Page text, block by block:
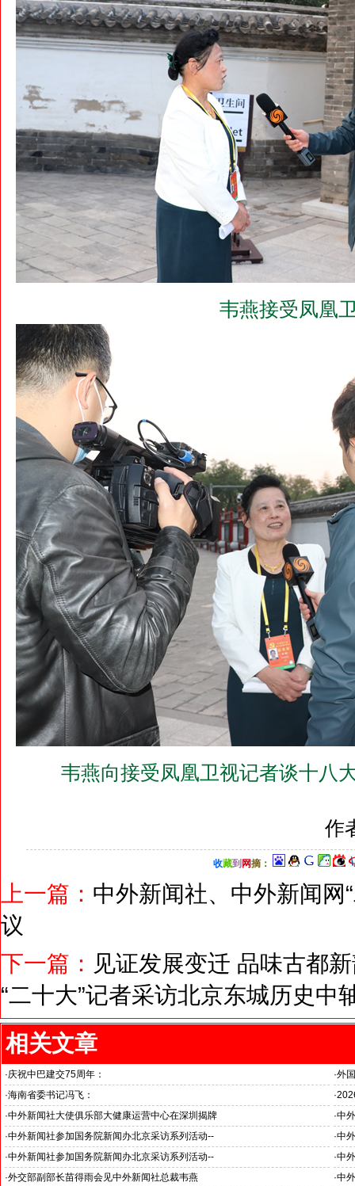
韦燕接受凤凰
韦燕向接受凤凰卫视记者谈十八
作
收藏到 网摘：
上一篇： 中外新闻社、中外新闻网
议
下一篇： 见证发展变迁 品味古都
“二十大”记者采访北京东城历史中
相关文章
·庆祝中巴建交75周年：
韦燕总裁同多国大使出席巴基斯坦驻华大使馆举办“芒果节”
·外
·海南省委书记冯飞：
海南自贸港封关半年开启中国对外开放新篇章
·
国
·中外新闻社大使俱乐部大健康运营中心在深圳揭牌 ·中
推
·中外新闻社参加国务院新闻办北京采访系列活动--
“科技创新和产业创新”中外记者见面会
·中
见
·中外新闻社参加国务院新闻办北京采访系列活动--
小米汽车超越国际品牌
·中
北
·外交部副部长苗得雨会见中外新闻社总裁韦燕 ·中